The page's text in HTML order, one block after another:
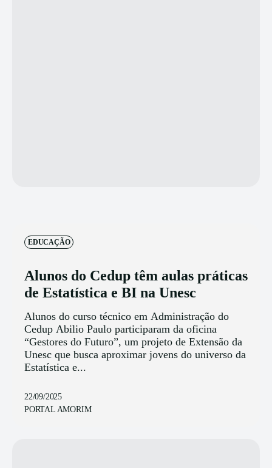
EDUCAÇÃO
Alunos do Cedup têm aulas práticas
de Estatística e BI na Unesc
Alunos do curso técnico em Administração do
Cedup Abilio Paulo participaram da oficina
“Gestores do Futuro”, um projeto de Extensão da
Unesc que busca aproximar jovens do universo da
Estatística e...
22/09/2025
PORTAL AMORIM